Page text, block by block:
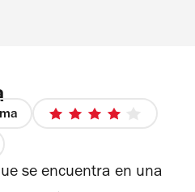
4
estrellas
se encuentra en una